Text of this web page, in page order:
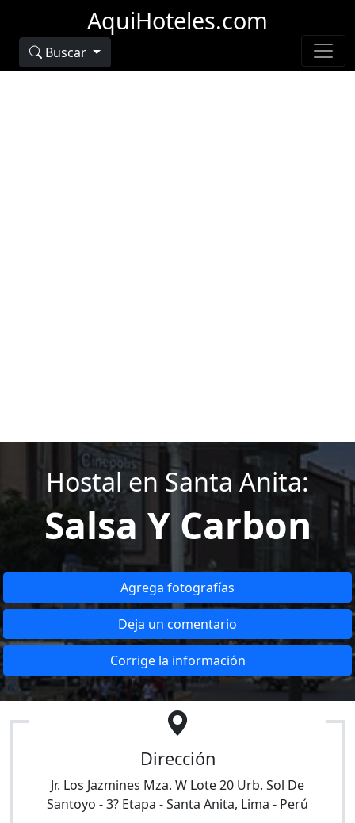
AquiHoteles.com
Buscar
Hostal en Santa Anita:
Salsa Y Carbon
Agrega fotografías
Deja un comentario
Corrige la información
Dirección
Jr. Los Jazmines Mza. W Lote 20 Urb. Sol De
Santoyo - 3? Etapa -Santa Anita, Lima - Perú